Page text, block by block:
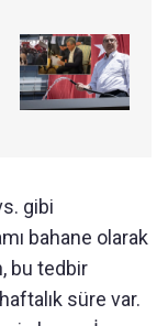
gibi
bahane olarak
bu tedbir
süre var.